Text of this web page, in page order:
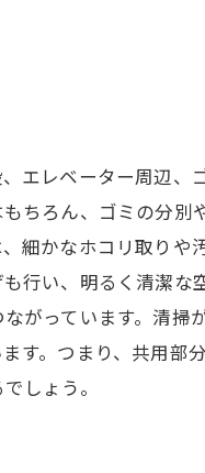
エレベーター周辺、
ちろん、ゴミの分別
細かなホコリ取りや
い、明るく清潔な
がっています。清掃
す。つまり、共用部
しょう。